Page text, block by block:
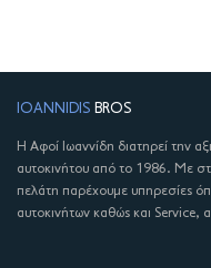
IOANNIDIS BROS
Η Αφοί Ιωαννίδη διατηρεί την
αυτοκινήτου από το 1986. Με
πελάτη παρέχουμε υπηρεσίες
αυτοκινήτων καθώς και Service,